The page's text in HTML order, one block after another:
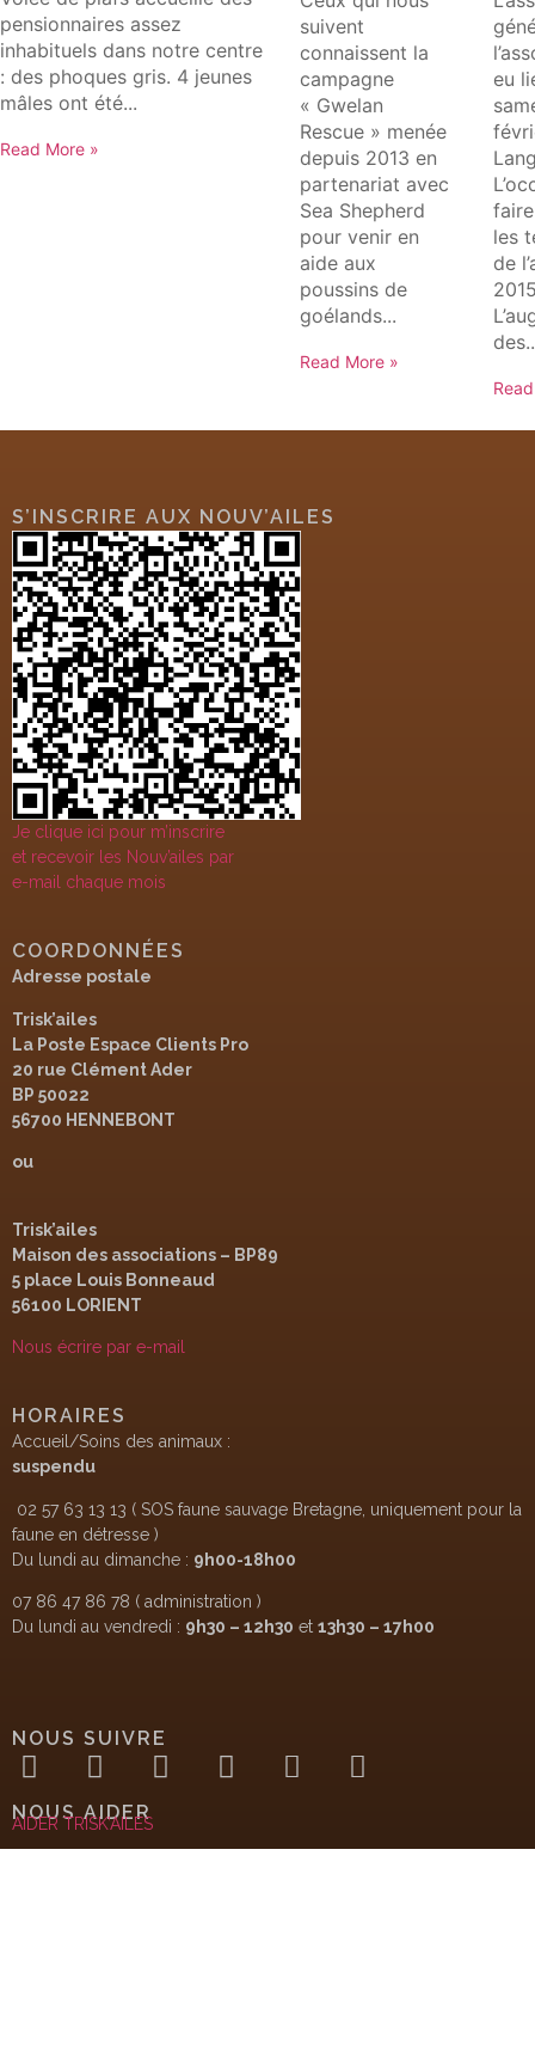
pensionnaires assez
inhabituels dans notre centre
: des phoques gris. 4 jeunes
mâles ont été...
Read More »
suivent
connaissent la
campagne
« Gwelan
Rescue » menée
depuis 2013 en
partenariat avec
Sea Shepherd
pour venir en
aide aux
poussins de
goélands...
Read More »
eu
les
de
S’INSCRIRE AUX NOUV’AILES
Je clique ici pour m’inscrire
et recevoir les Nouv’ailes par
e-mail chaque mois
COORDONNÉES
Adresse postale
Trisk’ailes
La Poste Espace Clients Pro
20 rue Clément Ader
BP 50022
56700 HENNEBONT
ou
Trisk’ailes
Maison des associations – BP89
5 place Louis Bonneaud
56100 LORIENT
Nous écrire par e-mail
HORAIRES
Accueil/Soins des animaux :
suspendu
02 57 63 13 13 ( SOS faune sauvage Bretagne, uniquement pour la
faune en détresse )
Du lundi au dimanche : 9h00-18h00
07 86 47 86 78 ( administration )
Du lundi au vendredi : 9h30 – 12h30 et 13h30 – 17h00
NOUS SUIVRE
NOUS AIDER
AIDER TRISK’AILES